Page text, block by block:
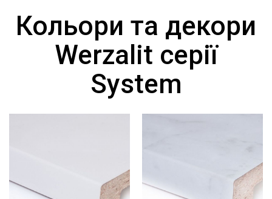
Кольори та декори
Werzalit серії
System